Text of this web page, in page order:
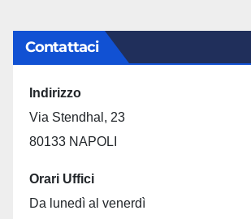
Contattaci
Indirizzo
Via Stendhal, 23
80133 NAPOLI
Orari Uffici
Da lunedì al venerdì